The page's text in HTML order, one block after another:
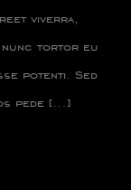
viverra,
tortor eu
potenti. Sed
pede […]